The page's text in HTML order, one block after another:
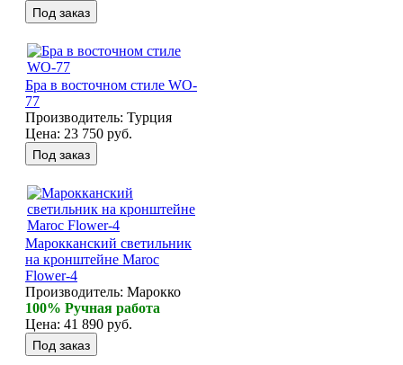
Бра в восточном стиле WO-
77
Производитель: Турция
Цена: 23 750 руб.
Марокканский светильник
на кронштейне Maroc
Flower-4
Производитель: Марокко
100% Ручная работа
Цена: 41 890 руб.